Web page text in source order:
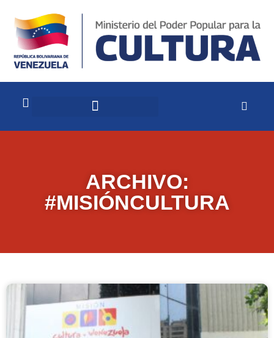
ARCHIVO:
#MISIÓNCULTURA